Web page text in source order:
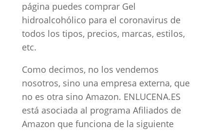
página puedes comprar Gel
hidroalcohólico para el coronavirus de
todos los tipos, precios, marcas, estilos,
etc.
Como decimos, no los vendemos
nosotros, sino una empresa externa, que
no es otra sino Amazon. ENLUCENA.ES
está asociada al programa Afiliados de
Amazon que funciona de la siguiente